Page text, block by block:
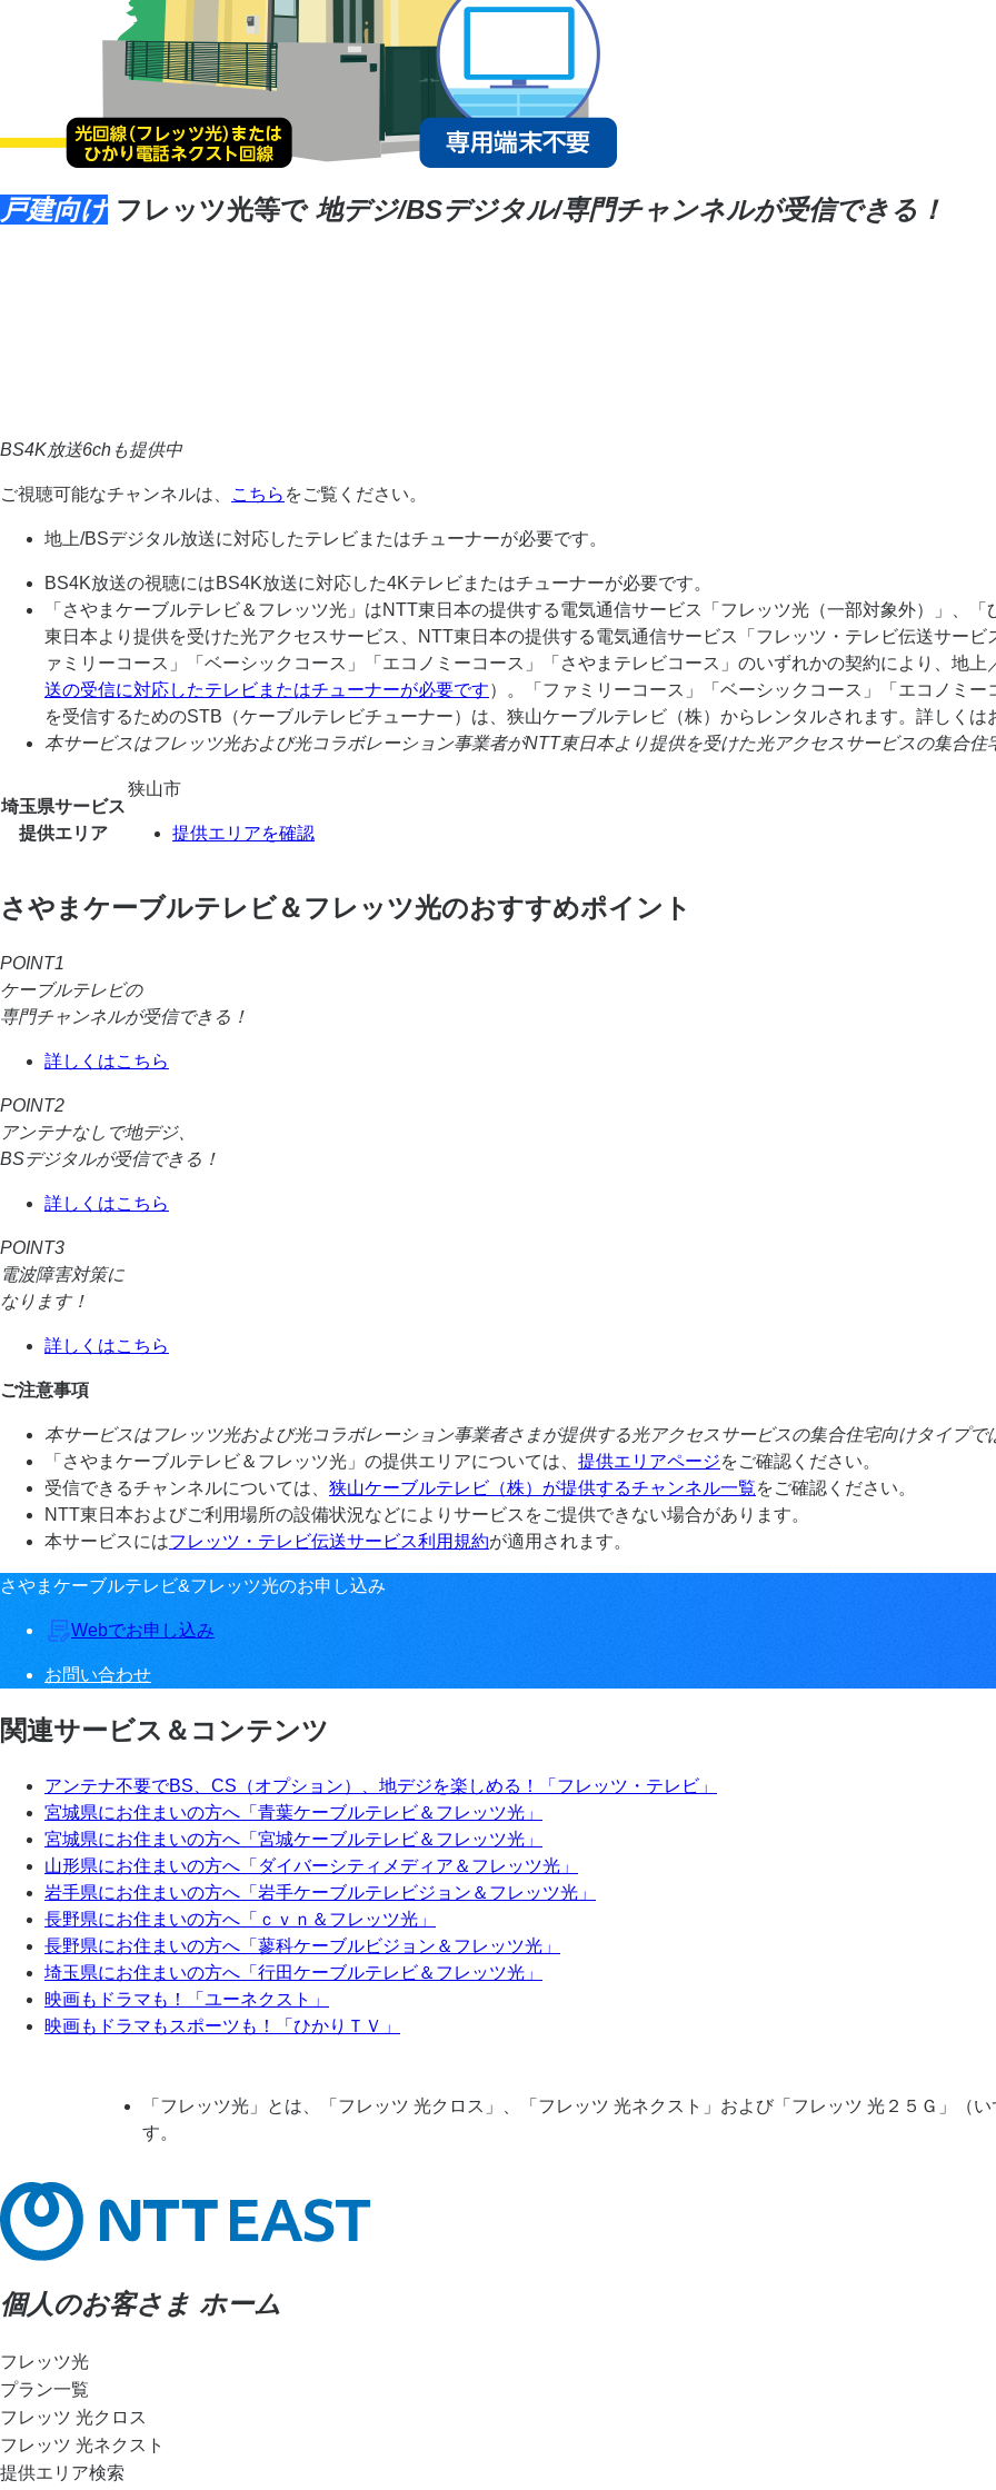
戸建向け フレッツ光等で 地デジ/BSデジタル/専門チャンネルが受信できる！
BS4K放送6chも提供中
ご視聴可能なチャンネルは、 こちら をご覧ください。
地上/BSデジタル放送に対応したテレビまたはチューナーが必要です。
BS4K放送の視聴にはBS4K放送に対応した4Kテレビまたはチューナーが必要です。
「さやまケーブルテレビ＆フレッツ光」はNTT東日本の提供する電気通信サービス「フレッツ光（一部対象外）」、
東日本より提供を受けた光アクセスサービス、NTT東日本の提供する電気通信サービス「フレッツ・テレビ伝送サー
ァミリーコース」「ベーシックコース」「エコノミーコース」「さやまテレビコース」のいずれかの契約により、地
送の受信に対応したテレビまたはチューナーが必要です）。「ファミリーコース」「ベーシックコース」「エコノミ
を受信するためのSTB（ケーブルテレビチューナー）は、狭山ケーブルテレビ（株）からレンタルされます。詳しくは
本サービスはフレッツ光および光コラボレーション事業者がNTT東日本より提供を受けた光アクセスサービスの集合住
埼玉県サービス
提供エリア
狭山市
提供エリアを確認
さやまケーブルテレビ＆フレッツ光のおすすめポイント
POINT1
ケーブルテレビの
専門チャンネルが受信できる！
詳しくはこちら
POINT2
アンテナなしで地デジ、
BSデジタルが受信できる！
詳しくはこちら
POINT3
電波障害対策に
なります！
詳しくはこちら
ご注意事項
本サービスはフレッツ光および光コラボレーション事業者さまが提供する光アクセスサービスの集合住宅向けタイプで
「さやまケーブルテレビ＆フレッツ光」の提供エリアについては、 提供エリアページをご確認ください。
受信できるチャンネルについては、 狭山ケーブルテレビ（株）が提供するチャンネル一覧をご確認ください。
NTT東日本およびご利用場所の設備状況などによりサービスをご提供できない場合があります。
本サービスにはフレッツ・テレビ伝送サービス利用規約が適用されます。
さやまケーブルテレビ&フレッツ光のお申し込み
Webでお申し込み
お問い合わせ
関連サービス＆コンテンツ
アンテナ不要でBS、CS（オプション）、地デジを楽しめる！「フレッツ・テレビ」
宮城県にお住まいの方へ「青葉ケーブルテレビ＆フレッツ光」
宮城県にお住まいの方へ「宮城ケーブルテレビ＆フレッツ光」
山形県にお住まいの方へ「ダイバーシティメディア＆フレッツ光」
岩手県にお住まいの方へ「岩手ケーブルテレビジョン＆フレッツ光」
長野県にお住まいの方へ「ｃｖｎ＆フレッツ光」
長野県にお住まいの方へ「蓼科ケーブルビジョン＆フレッツ光」
埼玉県にお住まいの方へ「行田ケーブルテレビ＆フレッツ光」
映画もドラマも！「ユーネクスト」
映画もドラマもスポーツも！「ひかりＴＶ」
「フレッツ光」とは、「フレッツ 光クロス」、「フレッツ 光ネクスト」および「フレッツ 光２５Ｇ」（
す。
個人のお客さま ホーム
フレッツ光
プラン一覧
フレッツ 光クロス
フレッツ 光ネクスト
提供エリア検索